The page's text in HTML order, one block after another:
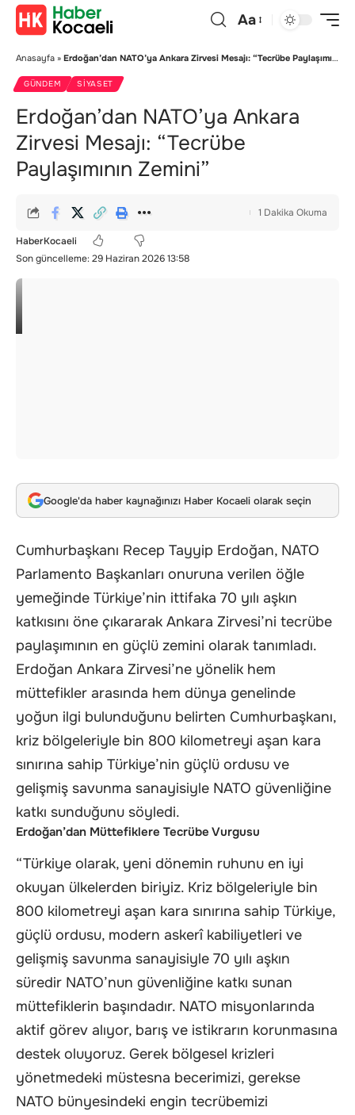
Aa
Anasayfa » Erdoğan’dan NATO’ya Ankara Zirvesi Mesajı: “Tecrübe Paylaşımının Zemini”
GÜNDEM SIYASET
Erdoğan’dan NATO’ya Ankara
Zirvesi Mesajı: “Tecrübe
Paylaşımının Zemini”
Son güncelleme: 29 Haziran 2026 13:58
HaberKocaeli
1 Dakika Okuma
Google'da haber kaynağınızı Haber Kocaeli olarak seçin
Cumhurbaşkanı Recep Tayyip Erdoğan, NATO
Parlamento Başkanları onuruna verilen öğle
yemeğinde Türkiye’nin ittifaka 70 yılı aşkın
katkısını öne çıkararak Ankara Zirvesi’ni tecrübe
paylaşımının en güçlü zemini olarak tanımladı.
Erdoğan Ankara Zirvesi’ne yönelik hem
müttefikler arasında hem dünya genelinde
yoğun ilgi bulunduğunu belirten Cumhurbaşkanı,
kriz bölgeleriyle bin 800 kilometreyi aşan kara
sınırına sahip Türkiye’nin güçlü ordusu ve
gelişmiş savunma sanayisiyle NATO güvenliğine
katkı sunduğunu söyledi.
Erdoğan’dan Müttefiklere Tecrübe Vurgusu
“Türkiye olarak, yeni dönemin ruhunu en iyi
okuyan ülkelerden biriyiz. Kriz bölgeleriyle bin
800 kilometreyi aşan kara sınırına sahip Türkiye,
güçlü ordusu, modern askerî kabiliyetleri ve
gelişmiş savunma sanayisiyle 70 yılı aşkın
süredir NATO’nun güvenliğine katkı sunan
müttefiklerin başındadır. NATO misyonlarında
aktif görev alıyor, barış ve istikrarın korunmasına
destek oluyoruz. Gerek bölgesel krizleri
yönetmedeki müstesna becerimizi, gerekse
NATO bünyesindeki engin tecrübemizi